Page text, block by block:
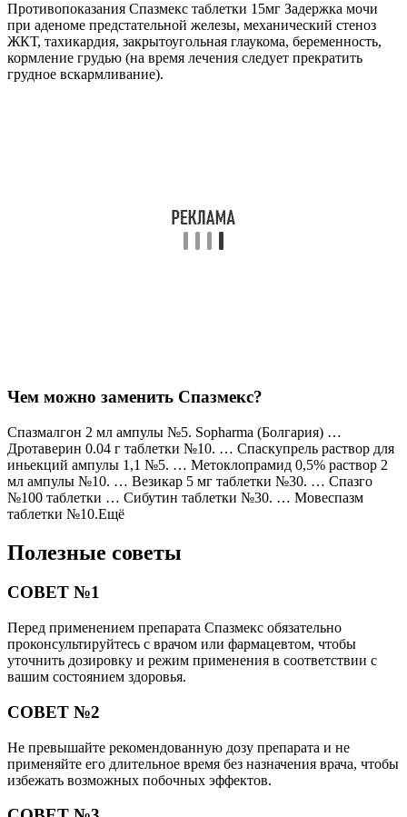
Противопоказания Спазмекс таблетки 15мг Задержка мочи
при аденоме предстательной железы, механический стеноз
ЖКТ, тахикардия, закрытоугольная глаукома, беременность,
кормление грудью (на время лечения следует прекратить
грудное вскармливание).
Чем можно заменить Спазмекс?
Спазмалгон 2 мл ампулы №5. Sopharma (Болгария) …
Дротаверин 0.04 г таблетки №10. … Спаскупрель раствор для
иньекций ампулы 1,1 №5. … Метоклопрамид 0,5% раствор 2
мл ампулы №10. … Везикар 5 мг таблетки №30. … Спазго
№100 таблетки … Сибутин таблетки №30. … Мовеспазм
таблетки №10.Ещё
Полезные советы
СОВЕТ №1
Перед применением препарата Спазмекс обязательно
проконсультируйтесь с врачом или фармацевтом, чтобы
уточнить дозировку и режим применения в соответствии с
вашим состоянием здоровья.
СОВЕТ №2
Не превышайте рекомендованную дозу препарата и не
применяйте его длительное время без назначения врача, чтобы
избежать возможных побочных эффектов.